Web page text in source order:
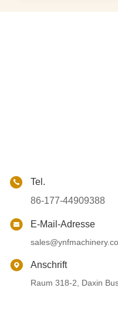
Tel.
86-177-44909388
E-Mail-Adresse
Anschrift
Raum 318-2, Daxin